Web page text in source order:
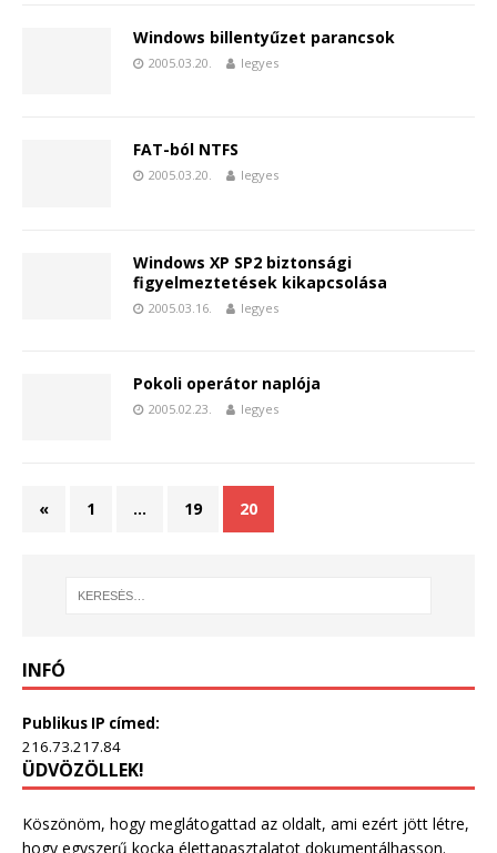
Windows billentyűzet parancsok
2005.03.20. legyes
FAT-ból NTFS
2005.03.20. legyes
Windows XP SP2 biztonsági
figyelmeztetések kikapcsolása
2005.03.16. legyes
Pokoli operátor naplója
2005.02.23. legyes
« 1 … 19 20
INFÓ
Publikus IP címed:
216.73.217.84
ÜDVÖZÖLLEK!
Köszönöm, hogy meglátogattad az oldalt, ami ezért jött létre,
hogy egyszerű kocka élettapasztalatot dokumentálhasson.